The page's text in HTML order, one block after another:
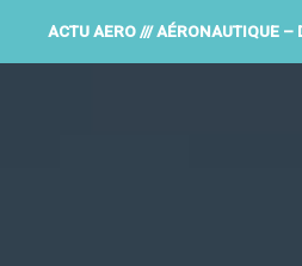
ACTU AERO /// AÉRONAUTIQUE –